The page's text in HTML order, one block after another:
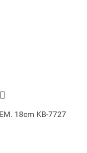
18cm KB-7727